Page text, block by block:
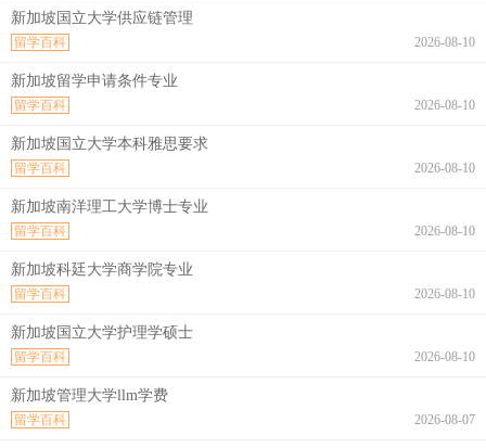
新加坡国立大学供应链管理
2026-08-10
留学百科
新加坡留学申请条件专业
2026-08-10
留学百科
新加坡国立大学本科雅思要求
2026-08-10
留学百科
新加坡南洋理工大学博士专业
2026-08-10
留学百科
新加坡科廷大学商学院专业
2026-08-10
留学百科
新加坡国立大学护理学硕士
2026-08-10
留学百科
新加坡管理大学llm学费
2026-08-07
留学百科